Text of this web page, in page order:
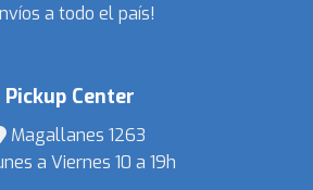
a todo el país!
Pickup Center
Magallanes 1263
a Viernes 10 a 19h